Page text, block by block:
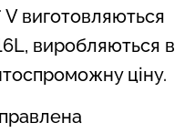
V виготовляються
виробляються в
ціну.